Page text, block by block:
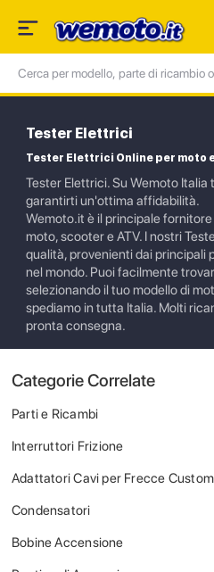
Tester Elettrici
Tester Elettrici Online per moto
Tester Elettrici. Su Wemoto Italia
garantirti un'ottima affidabilità.
Wemoto.it è il principale
moto, scooter e ATV. I nostri
qualità, provenienti dai principali
nel mondo. Puoi facilmente
selezionando il tuo modello di
spediamo in tutta Italia. Molti
pronta consegna.
Categorie Correlate
Parti e Ricambi
Interruttori Frizione
Adattatori Cavi per Frecce Custom
Condensatori
Bobine Accensione